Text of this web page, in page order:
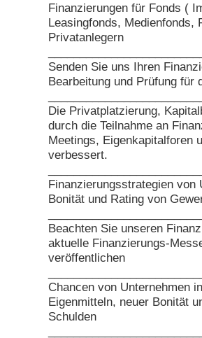
Finanzierungen für Fonds (
Leasingfonds, Medienfonds,
Privatanlegern
Senden Sie uns Ihren
Bearbeitung und Prüfung für
Die Privatplatzierung,
durch die Teilnahme an
Meetings, Eigenkapitalforen
verbessert.
Finanzierungsstrategien von
Bonität und Rating von
Beachten Sie unseren
aktuelle Finanzierungs-
veröffentlichen
Chancen von Unternehmen
Eigenmitteln, neuer Bonität
Schulden